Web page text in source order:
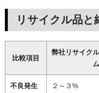
リサイクル品と
比較項目
弊社リサイク
ム
不良発生
２～３%